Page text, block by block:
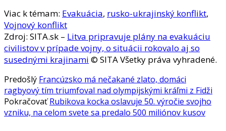
Viac k témam: Evakuácia, rusko-ukrajinský konflikt,
Vojnový konflikt
Zdroj: SITA.sk – Litva pripravuje plány na evakuáciu
civilistov v prípade vojny, o situácii rokovalo aj so
susednými krajinami © SITA Všetky práva vyhradené.
Predošlý Francúzsko má nečakané zlato, domáci
ragbyový tím triumfoval nad olympijskými kráľmi z Fidži
Pokračovať Rubikova kocka oslavuje 50. výročie svojho
vzniku, na celom svete sa predalo 500 miliónov kusov